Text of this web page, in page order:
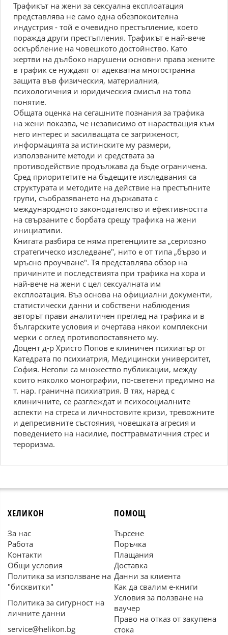
Трафикът на жени за сексуална експлоатация
представлява не само една обезпокоителна
индустрия - той е очевидно престъпление, което
поражда други престъпления. Трафикът е най-вече
оскърбление на човешкото достойнство. Като
жертви на дълбоко нарушени основни права жените
в трафик се нуждаят от адекватна многостранна
защита във физическия, материалния,
психологичния и юридическия смисъл на това
понятие.
Общата оценка на сегашните познания за трафика
на жени показва, че независимо от нарастващия към
него интерес и засилващата се загриженост,
информацията за истинските му размери,
използваните методи и средствата за
противодействие продължава да бъде ограничена.
Сред приоритетите на бъдещите изследвания са
структурата и методите на действие на престъпните
групи, съобразяването на държавата с
международното законодателство и ефективността
на свързаните с борбата срещу трафика на жени
инициативи.
Книгата разбира се няма претенциите за „сериозно
стратегическо изследване", нито е от типа „бързо и
мръсно проучване". Тя представлява обзор на
причините и последствията при трафика на хора и
най-вече на жени с цел сексуалната им
експлоатация. Въз основа на официални документи,
статистически данни и собствени наблюдения
авторът прави аналитичен преглед на трафика и в
българските условия и очертава някои комплексни
мерки с оглед противопоставянето му.
Доцент д-р Христо Попов е клиничен психиатър от
Катедрата по психиатрия, Медицински университет,
София. Негови са множество публикации, между
които няколко монографии, по-светени предимно на
т. нар. гранична психиатрия. В тях, наред с
клиничните, се разглеждат и психосоциалните
аспекти на стреса и личностовите кризи, тревожните
и депресивните състояния, човешката агресия и
поведението на насилие, посттравматичния стрес и
тероризма.
ХЕЛИКОН
За нас
Работа
Контакти
Общи условия
Политика за използване на
"бисквитки"
Политика за сигурност на
личните данни
service@helikon.bg
ПОМОЩ
Търсене
Поръчка
Плащания
Доставка
Данни за клиента
Как да свалим е-книги
Условия за ползване на
ваучер
Право на отказ от закупена
стока